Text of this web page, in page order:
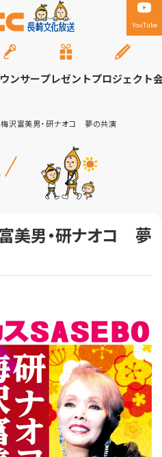
YouTube
ンサープレゼントプロジェクト
梅沢富美男・研ナオコ 夢の共演
富美男・研ナオコ 夢